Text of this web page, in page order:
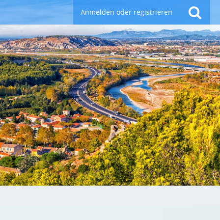
Anmelden oder registrieren